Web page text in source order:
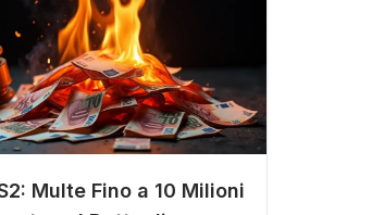
Multe Fino a 10 Milioni